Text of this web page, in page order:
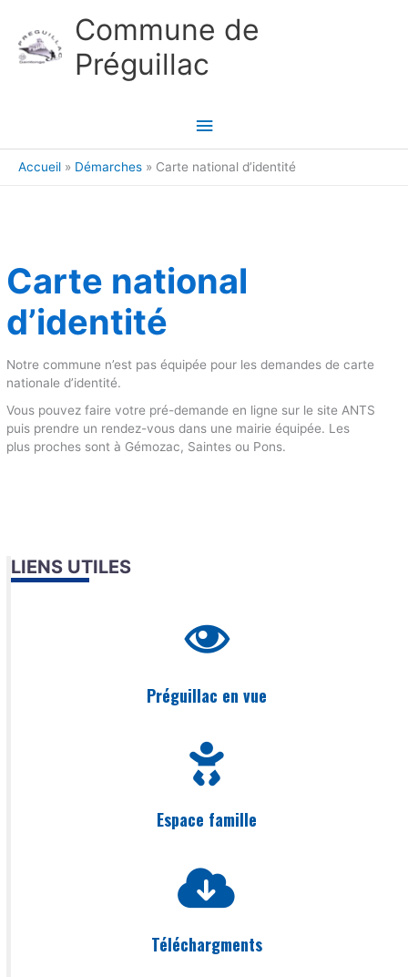
Commune de
Préguillac
Menu
principal
Accueil Démarches Carte national d’identité
Carte national
d’identité
Notre commune n’est pas équipée pour les demandes de carte
nationale d’identité.
Vous pouvez faire votre pré-demande en ligne sur le site ANTS
puis prendre un rendez-vous dans une mairie équipée. Les
plus proches sont à Gémozac, Saintes ou Pons.
LIENS UTILES
Préguillac en vue
Espace famille
Téléchargments